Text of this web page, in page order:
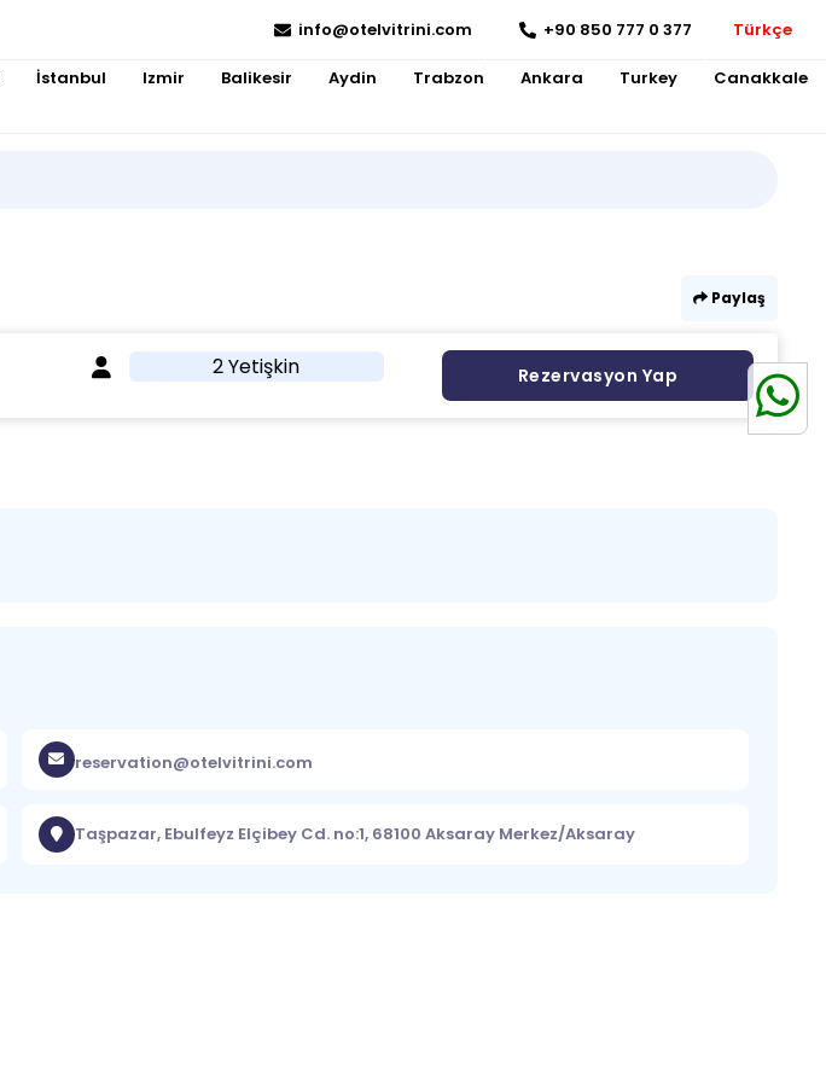
info@otelvitrini.com +90 850 777 0 377 Türkçe
İstanbul Izmir Balikesir Aydin Trabzon Ankara Turkey Canakkale
Paylaş
2 Yetişkin Rezervasyon Yap
reservation@otelvitrini.com
Taşpazar, Ebulfeyz Elçibey Cd. no:1, 68100 Aksaray Merkez/Aksaray